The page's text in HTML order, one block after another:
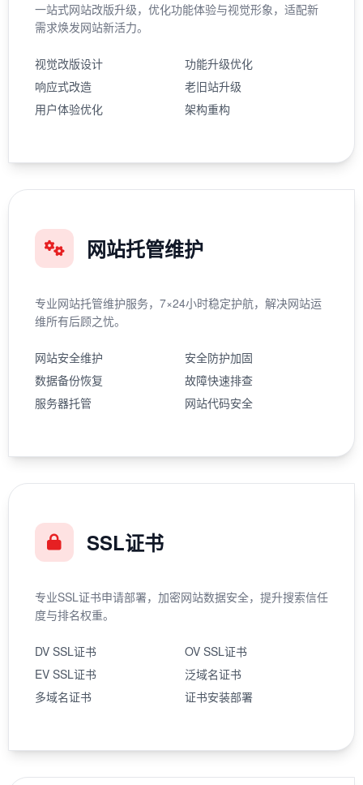
一站式网站改版升级，优化功能体验与视觉形象，适配新
需求焕发网站新活力。
视觉改版设计
功能升级优化
响应式改造
老旧站升级
用户体验优化
架构重构
网站托管维护
专业网站托管维护服务，7×24小时稳定护航，解决网站运
维所有后顾之忧。
网站安全维护
安全防护加固
数据备份恢复
故障快速排查
服务器托管
网站代码安全
SSL证书
专业SSL证书申请部署，加密网站数据安全，提升搜索信任
度与排名权重。
DV SSL证书
OV SSL证书
EV SSL证书
泛域名证书
多域名证书
证书安装部署